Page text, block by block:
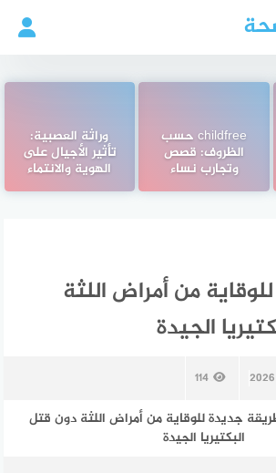
childfree حسب
الظروف: قصص
وتجارب نساء
وراثة العصبية:
تأثير الأجيال على
الهوية والانتماء
من أمراض اللثة
الجيدة
114